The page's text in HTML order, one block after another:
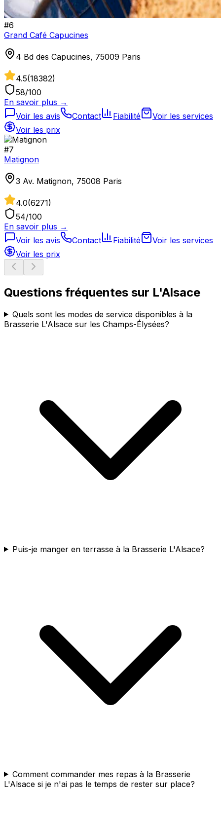
#6
Grand Café Capucines
4 Bd des Capucines, 75009 Paris
4.5(18382)
58/100
En savoir plus →
Voir les avis
Contact Fiabilité
Voir les services
Voir les prix
#7
Matignon
3 Av. Matignon, 75008 Paris
4.0(6271)
54/100
En savoir plus →
Voir les avis
Contact Fiabilité
Voir les services
Voir les prix
Questions fréquentes sur L'Alsace
Quels sont les modes de service disponibles à la
Brasserie L'Alsace sur les Champs-Élysées?
Puis-je manger en terrasse à la Brasserie L'Alsace?
Comment commander mes repas à la Brasserie
L'Alsace si je n'ai pas le temps de rester sur place?